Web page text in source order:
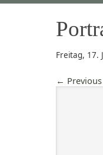
Freitag, 17.
← Previous